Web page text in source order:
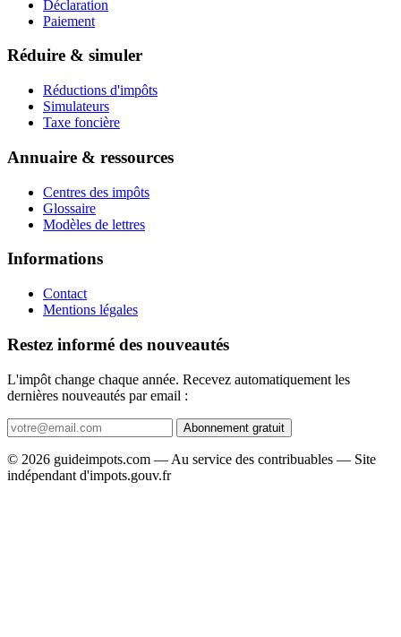
Déclaration
Paiement
Réduire & simuler
Réductions d'impôts
Simulateurs
Taxe foncière
Annuaire & ressources
Centres des impôts
Glossaire
Modèles de lettres
Informations
Contact
Mentions légales
Restez informé des nouveautés
L'impôt change chaque année. Recevez automatiquement les
dernières nouveautés par email :
Abonnement gratuit
© 2026 guideimpots.com — Au service des contribuables — Site
indépendant d'impots.gouv.fr